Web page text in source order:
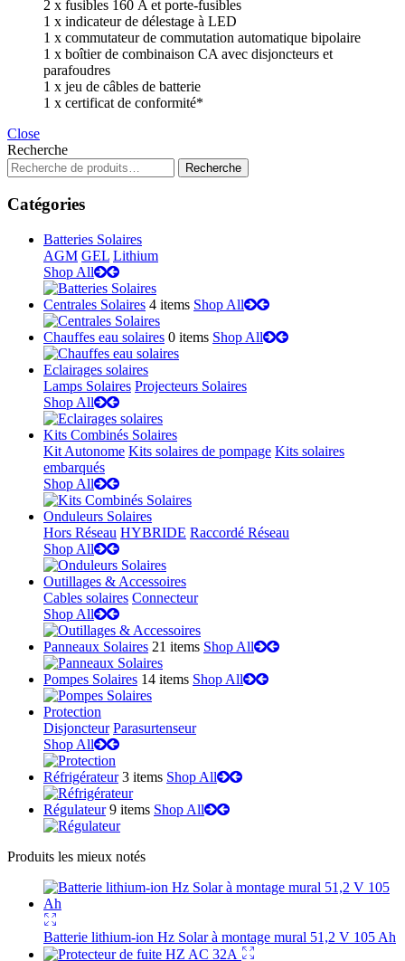
2 x fusibles 160 A et porte-fusibles
1 x indicateur de délestage à LED
1 x commutateur de commutation automatique bipolaire
1 x boîtier de combinaison CA avec disjoncteurs et
parafoudres
1 x jeu de câbles de batterie
1 x certificat de conformité*
Close
Recherche
Recherche
Catégories
Batteries Solaires
AGM GEL Lithium
Shop All
Centrales Solaires 4 items Shop All
Chauffes eau solaires 0 items Shop All
Eclairages solaires
Lamps Solaires Projecteurs Solaires
Shop All
Kits Combinés Solaires
Kit Autonome Kits solaires de pompage Kits solaires
embarqués
Shop All
Onduleurs Solaires
Hors Réseau HYBRIDE Raccordé Réseau
Shop All
Outillages & Accessoires
Cables solaires Connecteur
Shop All
Panneaux Solaires 21 items Shop All
Pompes Solaires 14 items Shop All
Protection
Disjoncteur Parasurtenseur
Shop All
Réfrigérateur 3 items Shop All
Régulateur 9 items Shop All
Produits les mieux notés
Batterie lithium-ion Hz Solar à montage mural 51,2 V 105 Ah